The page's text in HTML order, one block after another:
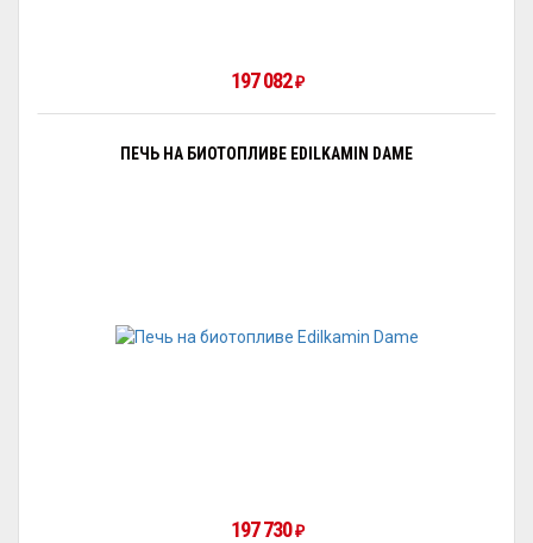
197 082₽
ПЕЧЬ НА БИОТОПЛИВЕ EDILKAMIN DAME
197 730₽